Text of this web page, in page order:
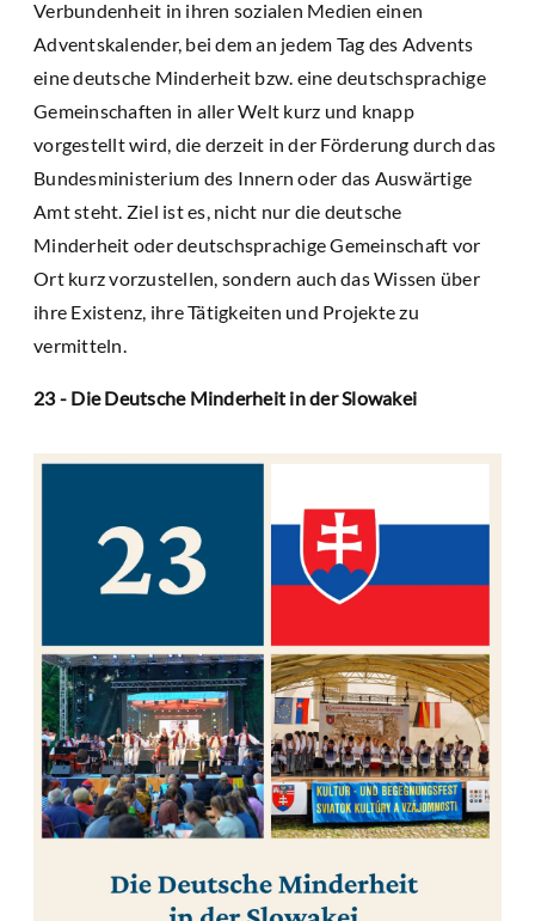
Verbundenheit in ihren sozialen Medien einen
Adventskalender, bei dem an jedem Tag des Advents
eine deutsche Minderheit bzw. eine deutschsprachige
Gemeinschaften in aller Welt kurz und knapp
vorgestellt wird, die derzeit in der Förderung durch das
Bundesministerium des Innern oder das Auswärtige
Amt steht. Ziel ist es, nicht nur die deutsche
Minderheit oder deutschsprachige Gemeinschaft vor
Ort kurz vorzustellen, sondern auch das Wissen über
ihre Existenz, ihre Tätigkeiten und Projekte zu
vermitteln.
23 - Die Deutsche Minderheit in der Slowakei